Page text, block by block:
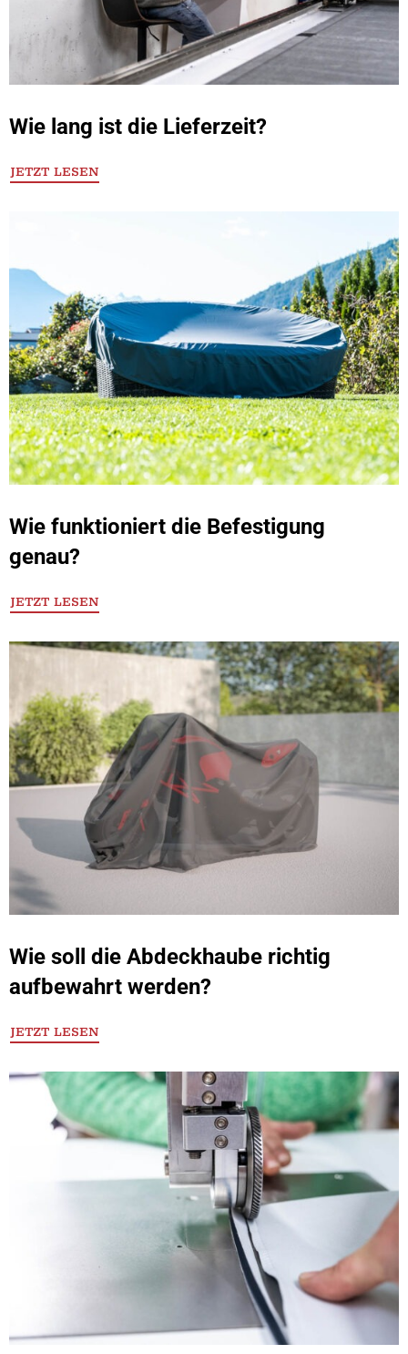
Wie lang ist die Lieferzeit?
JETZT LESEN
Wie funktioniert die Befestigung
genau?
JETZT LESEN
Wie soll die Abdeckhaube richtig
aufbewahrt werden?
JETZT LESEN